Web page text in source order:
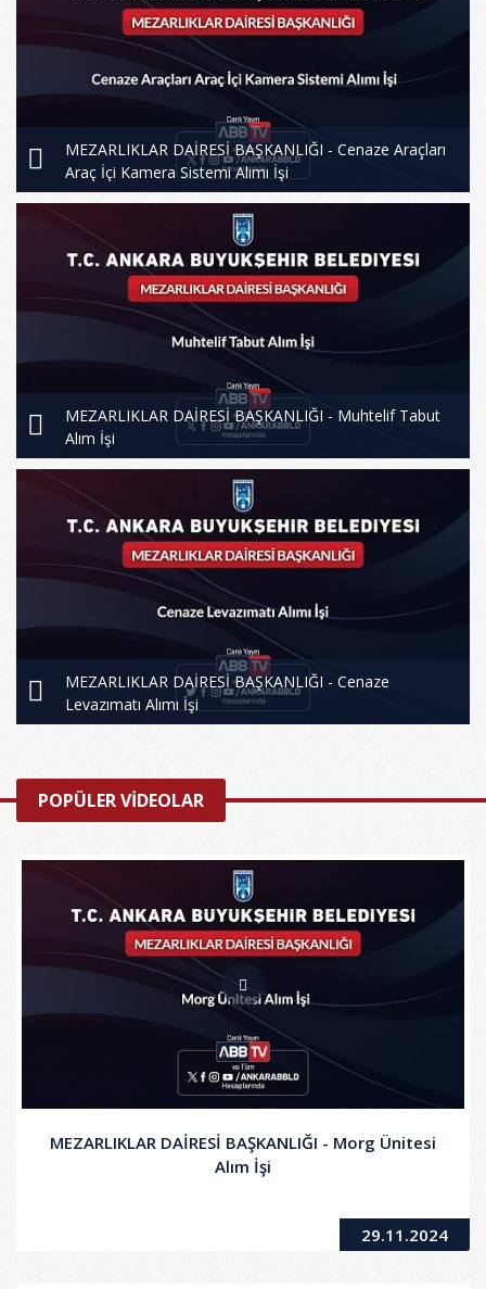
MEZARLIKLAR DAİRESİ BAŞKANLIĞI - Cenaze Araçları
Araç İçi Kamera Sistemi Alımı İşi
MEZARLIKLAR DAİRESİ BAŞKANLIĞI - Muhtelif Tabut
Alım İşi
MEZARLIKLAR DAİRESİ BAŞKANLIĞI - Cenaze
Levazımatı Alımı İşi
POPÜLER VİDEOLAR
MEZARLIKLAR DAİRESİ BAŞKANLIĞI - Morg Ünitesi
Alım İşi
29.11.2024